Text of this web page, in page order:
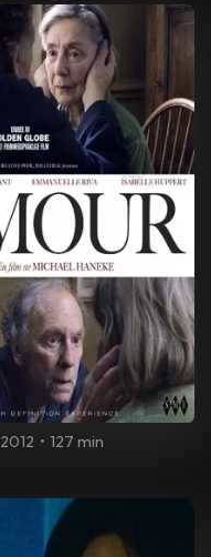
2012 • 127 min